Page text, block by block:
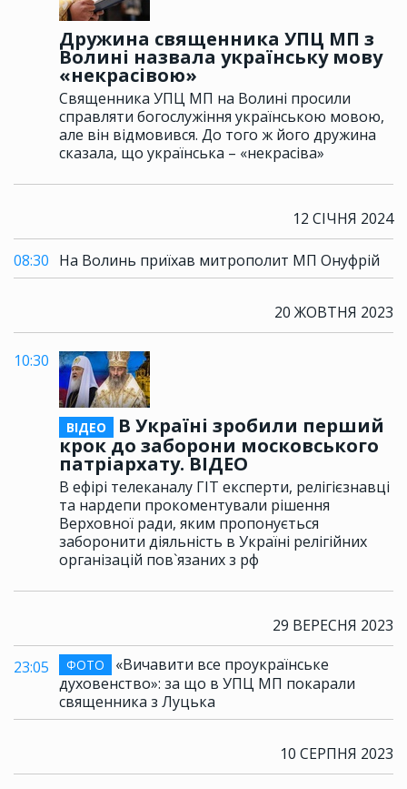
Дружина священника УПЦ МП з
Волині назвала українську мову
«некрасівою»
Священника УПЦ МП на Волині просили
справляти богослужіння українською мовою,
але він відмовився. До того ж його дружина
сказала, що українська – «некрасіва»
12 СІЧНЯ 2024
08:30 На Волинь приїхав митрополит МП Онуфрій
20 ЖОВТНЯ 2023
10:30
ВІДЕО
В Україні зробили перший
крок до заборони московського
патріархату. ВІДЕО
В ефірі телеканалу ГІТ експерти, релігієзнавці
та нардепи прокоментували рішення
Верховної ради, яким пропонується
заборонити діяльність в Україні релігійних
організацій пов`язаних з рф
29 ВЕРЕСНЯ 2023
23:05 ФОТО
«Вичавити все проукраїнське
духовенство»: за що в УПЦ МП покарали
священника з Луцька
10 СЕРПНЯ 2023